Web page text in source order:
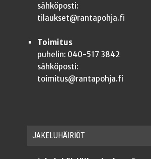
sähköposti:
tilaukset@rantapohja.fi
Toimitus
puhelin: 040-517 3842
sähköposti:
toimitus@rantapohja.fi
JAKE­LU­HÄI­RIÖT